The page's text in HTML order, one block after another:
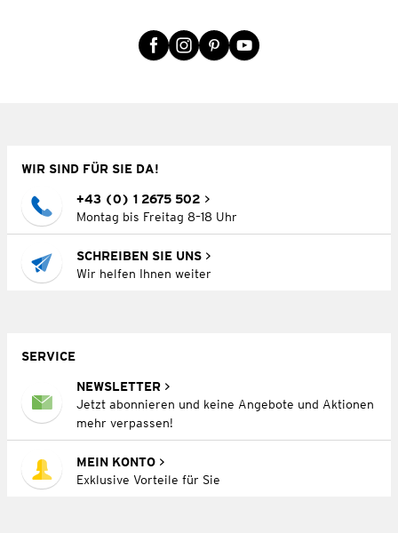
WIR SIND FÜR SIE DA!
+43 (0) 1 2675 502
Montag bis Freitag 8–18 Uhr
SCHREIBEN SIE UNS
Wir helfen Ihnen weiter
SERVICE
NEWSLETTER
Jetzt abonnieren und keine Angebote und Aktionen
mehr verpassen!
MEIN KONTO
Exklusive Vorteile für Sie